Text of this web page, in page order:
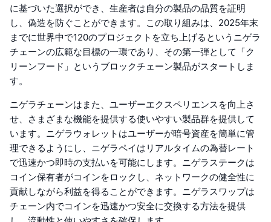
に基づいた選択ができ、生産者は自分の製品の品質を証明
し、偽造を防ぐことができます。この取り組みは、2025年末
までに世界中で120のプロジェクトを立ち上げるというニゲラ
チェーンの広範な目標の一環であり、その第一弾として「ク
リーンフード」というブロックチェーン製品がスタートしま
す。
ニゲラチェーンはまた、ユーザーエクスペリエンスを向上さ
せ、さまざまな機能を提供する使いやすい製品群を提供して
います。ニゲラウォレットはユーザーが暗号資産を簡単に管
理できるようにし、ニゲラペイはリアルタイムの為替レート
で迅速かつ即時の支払いを可能にします。ニゲラステークは
コイン保有者がコインをロックし、ネットワークの健全性に
貢献しながら利益を得ることができます。ニゲラスワップは
チェーン内でコインを迅速かつ安全に交換する方法を提供